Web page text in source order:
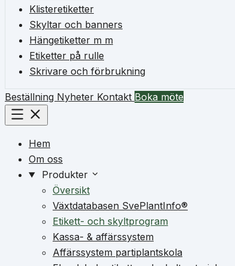
Klisteretiketter
Skyltar och banners
Hängetiketter m m
Etiketter på rulle
Skrivare och förbrukning
Beställning Nyheter Kontakt Boka möte
Hem
Om oss
Produkter
Översikt
Växtdatabasen SvePlantInfo®
Etikett- och skyltprogram
Kassa- & affärssystem
Affärssystem partiplantskola